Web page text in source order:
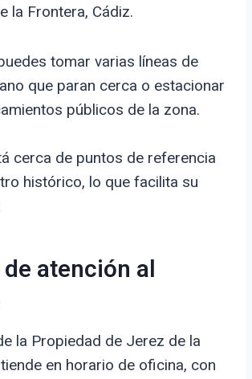
la Frontera, Cádiz.
tomar varias líneas de
que paran cerca o estacionar
públicos de la zona.
cerca de puntos de referencia
histórico, lo que facilita su
atención al
la Propiedad de Jerez de la
en horario de oficina, con